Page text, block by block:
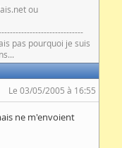
ou
pas pourquoi je suis
Le 03/05/2005 à 16:55
ne m'envoient